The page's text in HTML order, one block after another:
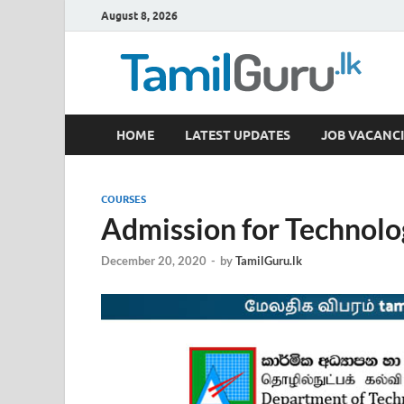
August 8, 2026
TamilGuru.lk
Government Job Vacancies, Courses, Past Papers,
HOME LATEST UPDATES JOB
COURSES
Admission for
December 20, 2020 - byTamilGuru.lk